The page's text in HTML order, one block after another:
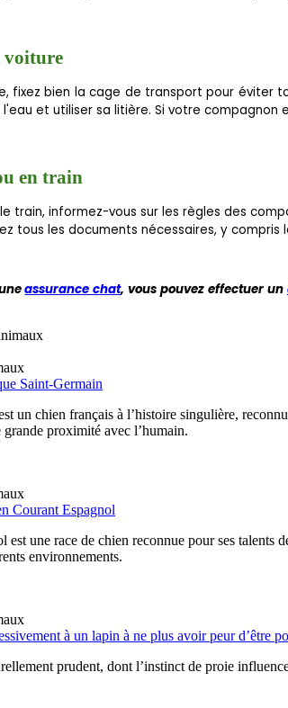
voiture
fixez bien la cage de transport pour éviter
et utiliser sa litière. Si votre
en train
train, informez-vous sur les règles des
tous les documents nécessaires, y
assurance chat, vous pouvez effectuer un
Saint-Germain
un chien français à l’histoire singulière,
proximité avec l’humain.
Courant Espagnol
une race de chien reconnue pour ses talents
environnements.
à un lapin à ne plus avoir peur d’être
prudent, dont l’instinct de proie